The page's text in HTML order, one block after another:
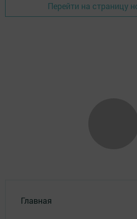
Перейти на страницу
Главная